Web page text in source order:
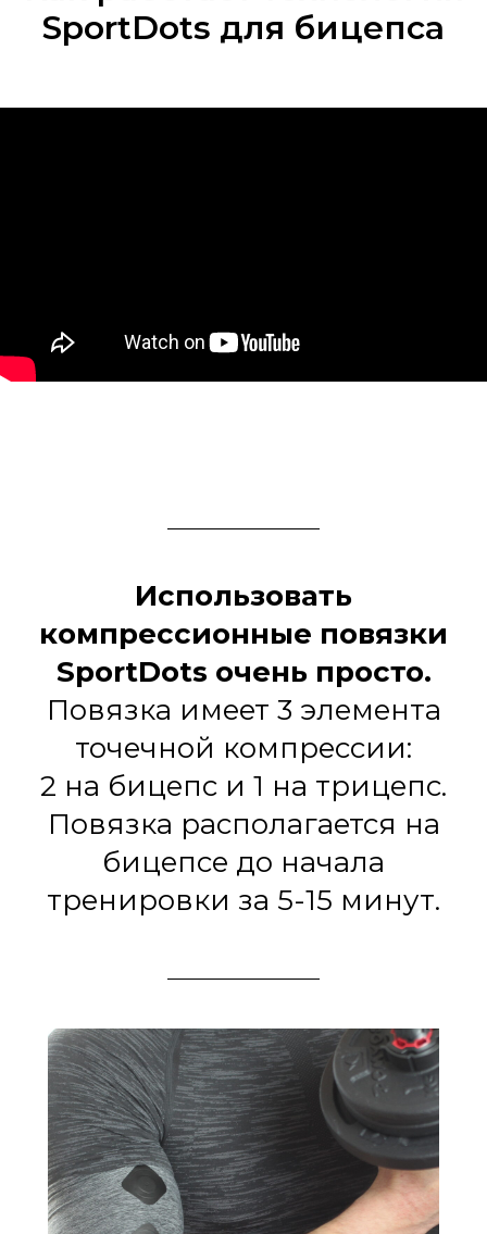
SportDots для бицепса
Использовать
компрессионные повязки
SportDots очень просто.
Повязка имеет 3 элемента
точечной компрессии:
2 на бицепс и 1 на трицепс.
Повязка располагается на
бицепсе до начала
тренировки за 5-15 минут.